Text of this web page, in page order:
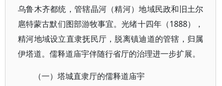
乌鲁木齐都统，管辖晶河（精河）地域民政和旧土尔
扈特蒙古默们图部游牧事宜。光绪十四年（1888），
精河地域设立直隶抚民厅，脱离镇迪道的管辖，归属
伊塔道。儒释道庙宇伴随行省厅的治理进一步扩展。
（一）塔城直隶厅的儒释道庙宇